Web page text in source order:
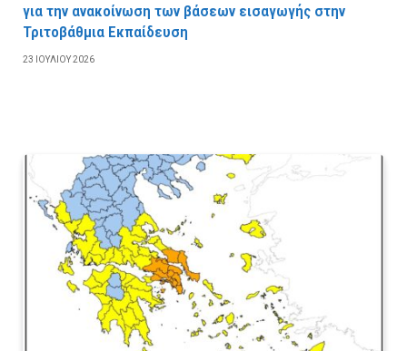
για την ανακοίνωση των βάσεων εισαγωγής στην
Τριτοβάθμια Εκπαίδευση
23 ΙΟΥΛΊΟΥ 2026